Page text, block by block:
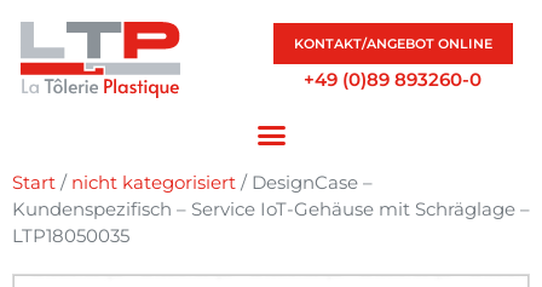
KONTAKT/ANGEBOT ONLINE
+49 (0)89 893260-0
Start / nicht kategorisiert / DesignCase –
Kundenspezifisch – Service IoT-Gehäuse mit Schräglage –
LTP18050035